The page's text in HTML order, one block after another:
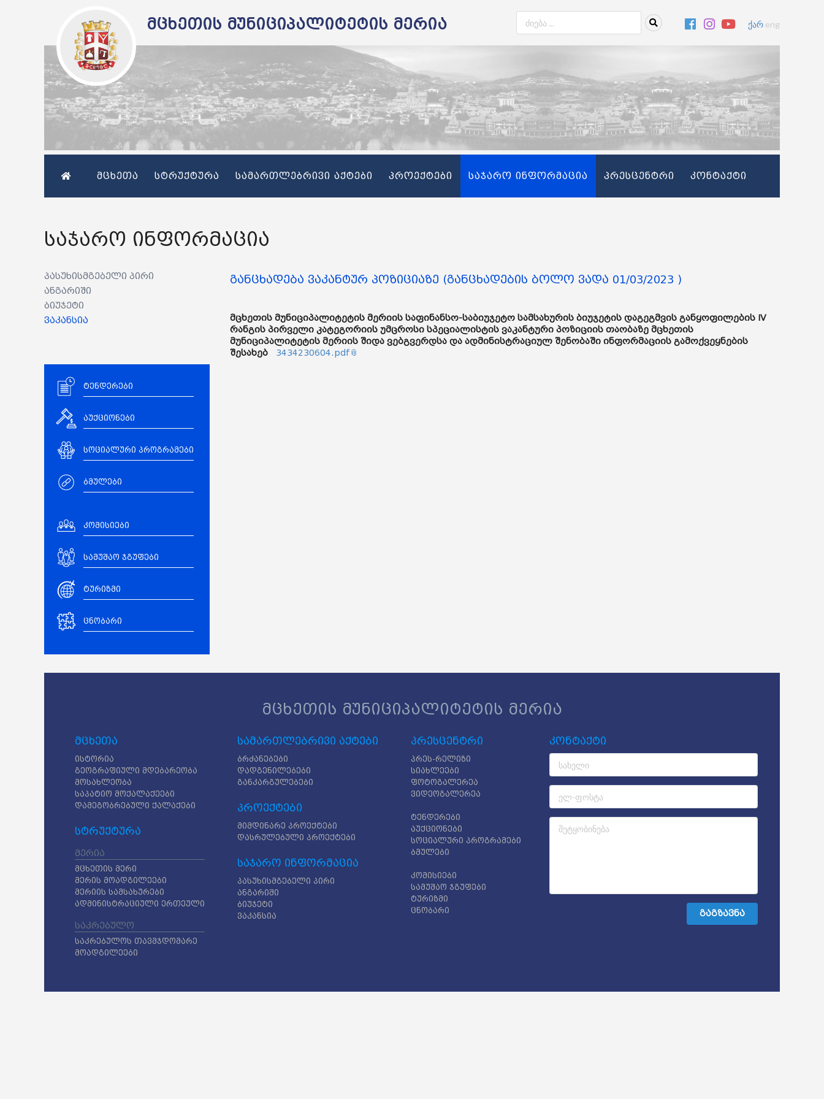
მცხეთის მუნიციპალიტეტის მერია ქარ eng
მცხეთა სტრუქტურა სამართლებრივი აქტები პროექტები საჯარო ინფორმაცია პრესცენტრი კონტაქტი
საჯარო ინფორმაცია
პასუხისმგებელი პირი
ანგარიში
ბიუჯეტი
ვაკანსია
ტენდერები
აუქციონები
სოციალური პროგრამები
ბმულები
კომისიები
სამუშაო ჯგუფები
ტურიზმი
ცნობარი
განცხადება ვაკანტურ პოზიციაზე (განცხადების ბოლო ვადა 01/03/2023 )
მცხეთის მუნიციპალიტეტის მერიის საფინანსო-საბიუჯეტო სამსახურის ბიუჯეტის დაგეგმვის განყოფილების IV
რანგის პირველი კატეგორიის უმცროსი სპეციალისტის ვაკანტური პოზიციის თაობაზე მცხეთის
მუნიციპალიტეტის მერიის შიდა ვებგვერდსა და ადმინისტრაციულ შენობაში ინფორმაციის გამოქვეყნების
შესახებ
3434230604.pdf
მცხეთის მუნიციპალიტეტის მერია
მცხეთა
ისტორია
გეოგრაფიული მდებარეობა
მოსახლეობა
საპატიო მოქალაქეები
დამეგობრებული ქალაქები
სტრუქტურა
მერია
მცხეთის მერი
მერის მოადგილეები
მერიის სამსახურები
ადმინისტრაციული ერთეული
საკრებულო
საკრებულოს თავმჯდომარე
მოადგილეები
სამართლებრივი აქტები
ბრძანებები
დადგენილებები
განკარგულებები
პროექტები
მიმდინარე პროექტები
დასრულებული პროექტები
საჯარო ინფორმაცია
პასუხისმგებელი პირი
ანგარიში
ბიუჯეტი
ვაკანსია
პრესცენტრი
პრეს-რელიზი
სიახლეები
ფოტოგალერეა
ვიდეოგალერეა
ტენდერები
აუქციონები
სოციალური პროგრამები
ბმულები
კომისიები
სამუშაო ჯგუფები
ტურიზმი
ცნობარი
კონტაქტი
გაგზავნა